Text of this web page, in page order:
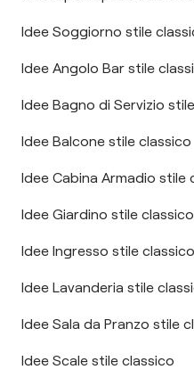
Idee Soggiorno stile
Idee Angolo Bar stile
Idee Bagno di Servizio
Idee Balcone stile classico
Idee Cabina Armadio stile
Idee Giardino stile classico
Idee Ingresso stile classico
Idee Lavanderia stile
Idee Sala da Pranzo stile
Idee Scale stile classico